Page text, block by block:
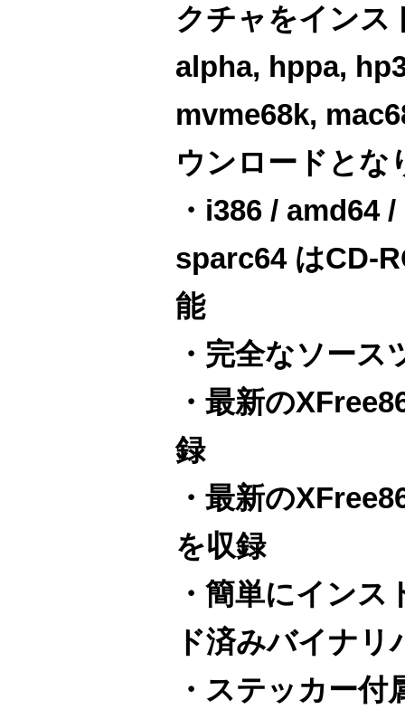
クチャをインス
alpha, hppa,
mvme68k,
ウンロードとな
・i386 / amd64
sparc64 はCD-
能
・完全なソース
・最新の
録
・最新の
を収録
・簡単にイン
ド済みバイナ
・ステッカー付